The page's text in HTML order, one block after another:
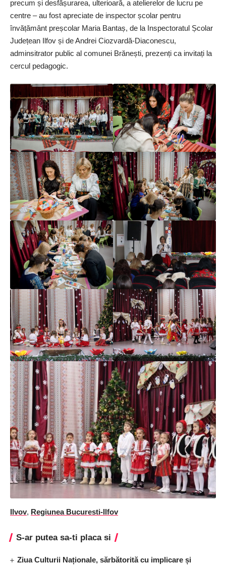
precum și desfășurarea, ulterioară, a atelierelor de lucru pe
centre – au fost apreciate de inspector școlar pentru
învățământ preșcolar Maria Bantaș, de la Inspectoratul Școlar
Județean Ilfov și de Andrei Ciozvardă-Diaconescu,
adminsitrator public al comunei Brănești, prezenți ca invitați la
cercul pedagogic.
Ilvov, Regiunea Bucuresti-Ilfov
S-ar putea sa-ti placa si
Ziua Culturii Naționale, sărbătorită cu implicare și